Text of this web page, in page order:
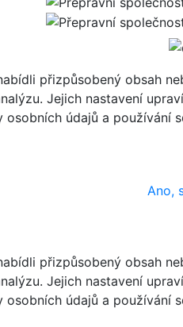
přizpůsobený obsah
Jejich nastavení
údajů a používání
Ano,
přizpůsobený obsah
Jejich nastavení
údajů a používání